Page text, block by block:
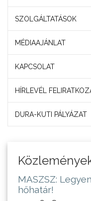
SZOLGÁLTATÁSOK
MÉDIAAJÁNLAT
KAPCSOLAT
HÍRLEVÉL
DURA-KUTI PÁLYÁZAT
MASZSZ:
hőhatár!